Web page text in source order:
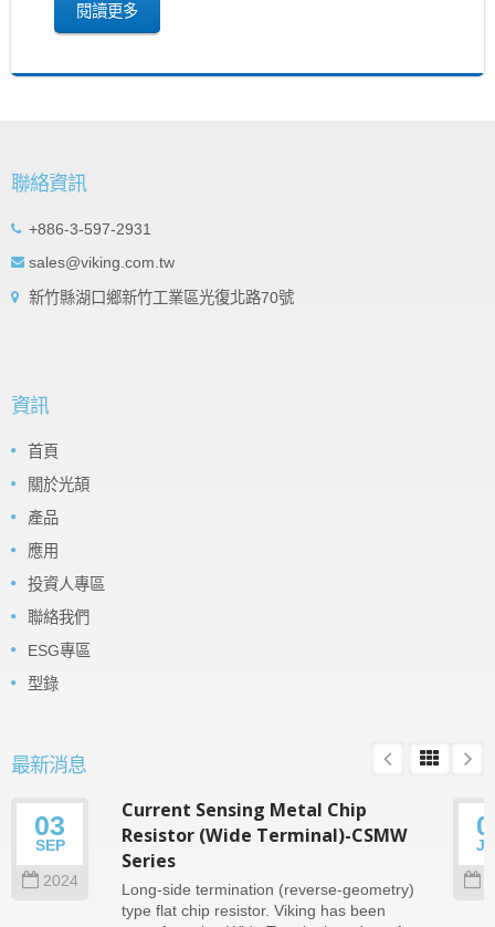
閱讀更多
聯絡資訊
+886-3-597-2931
sales@viking.com.tw
新竹縣湖口鄉新竹工業區光復北路70號
資訊
首頁
關於光頡
產品
應用
投資人專區
聯絡我們
ESG專區
型錄
最新消息
03
SEP
2024
Current Sensing Metal Chip
Resistor (Wide Terminal)-CSMW
Series
Long-side termination (reverse-geometry)
type flat chip resistor. Viking has been